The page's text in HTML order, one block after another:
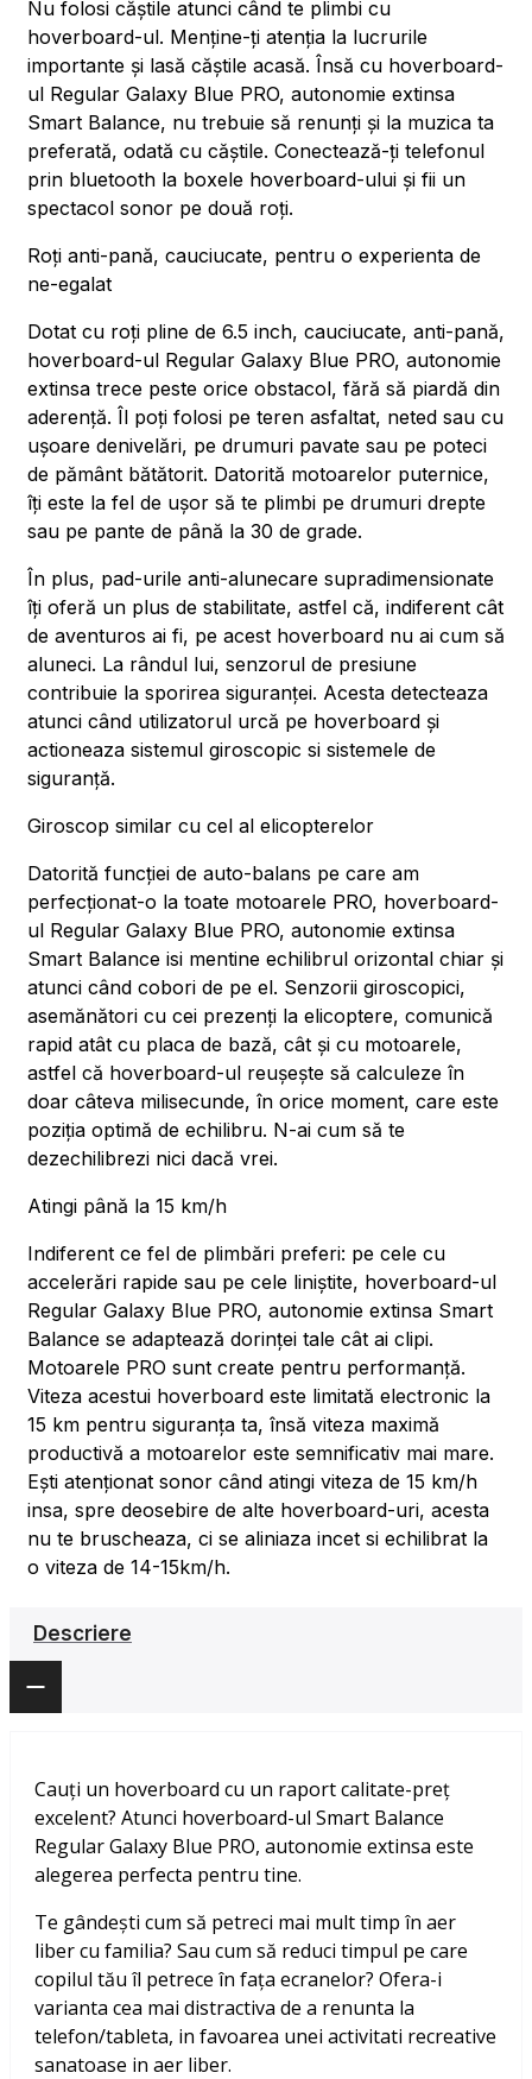
Nu folosi căștile atunci când te plimbi cu
hoverboard-ul. Menține-ți atenția la lucrurile
importante și lasă căștile acasă. Însă cu hoverboard-
ul Regular Galaxy Blue PRO, autonomie extinsa
Smart Balance, nu trebuie să renunți și la muzica ta
preferată, odată cu căștile. Conectează-ți telefonul
prin bluetooth la boxele hoverboard-ului și fii un
spectacol sonor pe două roți.
Roți anti-pană, cauciucate, pentru o experienta de
ne-egalat
Dotat cu roți pline de 6.5 inch, cauciucate, anti-pană,
hoverboard-ul Regular Galaxy Blue PRO, autonomie
extinsa trece peste orice obstacol, fără să piardă din
aderență. Îl poți folosi pe teren asfaltat, neted sau cu
ușoare denivelări, pe drumuri pavate sau pe poteci
de pământ bătătorit. Datorită motoarelor puternice,
îți este la fel de ușor să te plimbi pe drumuri drepte
sau pe pante de până la 30 de grade.
În plus, pad-urile anti-alunecare supradimensionate
îți oferă un plus de stabilitate, astfel că, indiferent cât
de aventuros ai fi, pe acest hoverboard nu ai cum să
aluneci. La rândul lui, senzorul de presiune
contribuie la sporirea siguranței. Acesta detecteaza
atunci când utilizatorul urcă pe hoverboard și
actioneaza sistemul giroscopic si sistemele de
siguranță.
Giroscop similar cu cel al elicopterelor
Datorită funcției de auto-balans pe care am
perfecționat-o la toate motoarele PRO, hoverboard-
ul Regular Galaxy Blue PRO, autonomie extinsa
Smart Balance isi mentine echilibrul orizontal chiar și
atunci când cobori de pe el. Senzorii giroscopici,
asemănători cu cei prezenți la elicoptere, comunică
rapid atât cu placa de bază, cât și cu motoarele,
astfel că hoverboard-ul reușește să calculeze în
doar câteva milisecunde, în orice moment, care este
poziția optimă de echilibru. N-ai cum să te
dezechilibrezi nici dacă vrei.
Atingi până la 15 km/h
Indiferent ce fel de plimbări preferi: pe cele cu
accelerări rapide sau pe cele liniștite, hoverboard-ul
Regular Galaxy Blue PRO, autonomie extinsa Smart
Balance se adaptează dorinței tale cât ai clipi.
Motoarele PRO sunt create pentru performanță.
Viteza acestui hoverboard este limitată electronic la
15 km pentru siguranța ta, însă viteza maximă
productivă a motoarelor este semnificativ mai mare.
Ești atenționat sonor când atingi viteza de 15 km/h
insa, spre deosebire de alte hoverboard-uri, acesta
nu te bruscheaza, ci se aliniaza incet si echilibrat la
o viteza de 14-15km/h.
Descriere
Cauți un hoverboard cu un raport calitate-preț
excelent? Atunci hoverboard-ul Smart Balance
Regular Galaxy Blue PRO, autonomie extinsa este
alegerea perfecta pentru tine.
Te gândești cum să petreci mai mult timp în aer
liber cu familia? Sau cum să reduci timpul pe care
copilul tău îl petrece în fața ecranelor? Ofera-i
varianta cea mai distractiva de a renunta la
telefon/tableta, in favoarea unei activitati recreative
sanatoase in aer liber.